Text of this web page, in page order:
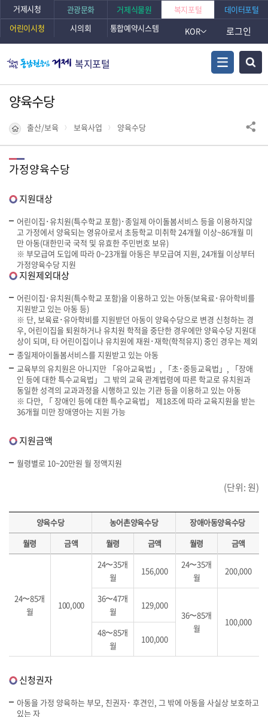
거제시청 관광문화 거제식물원 복지포털
데이터포털
어린이시청
시의회 통합예약시스템 KOR 로그인
복지포털
양육수당
출산/보육 보육사업 양육수당
가정양육수당
지원대상
어린이집･유치원(특수학교 포함)･종일제 아이돌봄서비스 등을 이용하지않
고 가정에서 양육되는 영유아로서 초등학교 미취학 24개월 이상~86개월 미
만 아동(대한민국 국적 및 유효한 주민번호 보유)
※ 부모급여 도입에 따라 0~23개월 아동은 부모급여 지원, 24개월 이상부터
가정양육수당 지원
지원제외대상
어린이집･유치원(특수학교 포함)을 이용하고 있는 아동(보육료･유아학비를
지원받고 있는 아동 등)
※ 단, 보육료･유아학비를 지원받던 아동이 양육수당으로 변경 신청하는 경
우, 어린이집을 퇴원하거나 유치원 학적을 중단한 경우에만 양육수당 지원대
상이 되며, 타 어린이집이나 유치원에 재원･재학(학적유지) 중인 경우는 제외
종일제아이돌봄서비스를 지원받고 있는 아동
교육부의 유치원은 아니지만 「유아교육법」, 「초･중등교육법」, 「장애
인 등에 대한 특수교육법」 그 밖의 교육 관계법령에 따른 학교로 유치원과
동일한 성격의 교과과정을 시행하고 있는 기관 등을 이용하고 있는 아동
※ 다만, 「 장애인 등에 대한 특수교육법」 제18조에 따라 교육지원을 받는
36개월 미만 장애영아는 지원 가능
지원금액
월령별로 10~20만원 월 정액지원
(단위: 원)
양육수당 농어촌양육수당
장애아동양육수당
월령
금액 월령 금액 월령 금액
24〜85개
월
100,000
24〜35개
월
156,000
24〜35개
월
200,000
36〜47개
월
129,000
36〜85개
월
100,000
48〜85개
월
100,000
신청권자
아동을 가정 양육하는 부모, 친권자･ 후견인, 그 밖에 아동을 사실상 보호하고
있는 자